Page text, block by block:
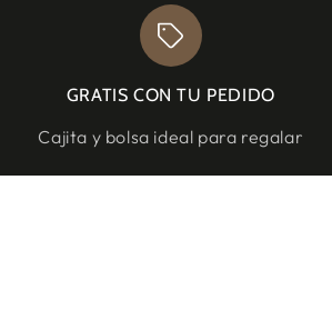
GRATIS CON TU PEDIDO
Cajita y bolsa ideal para regalar